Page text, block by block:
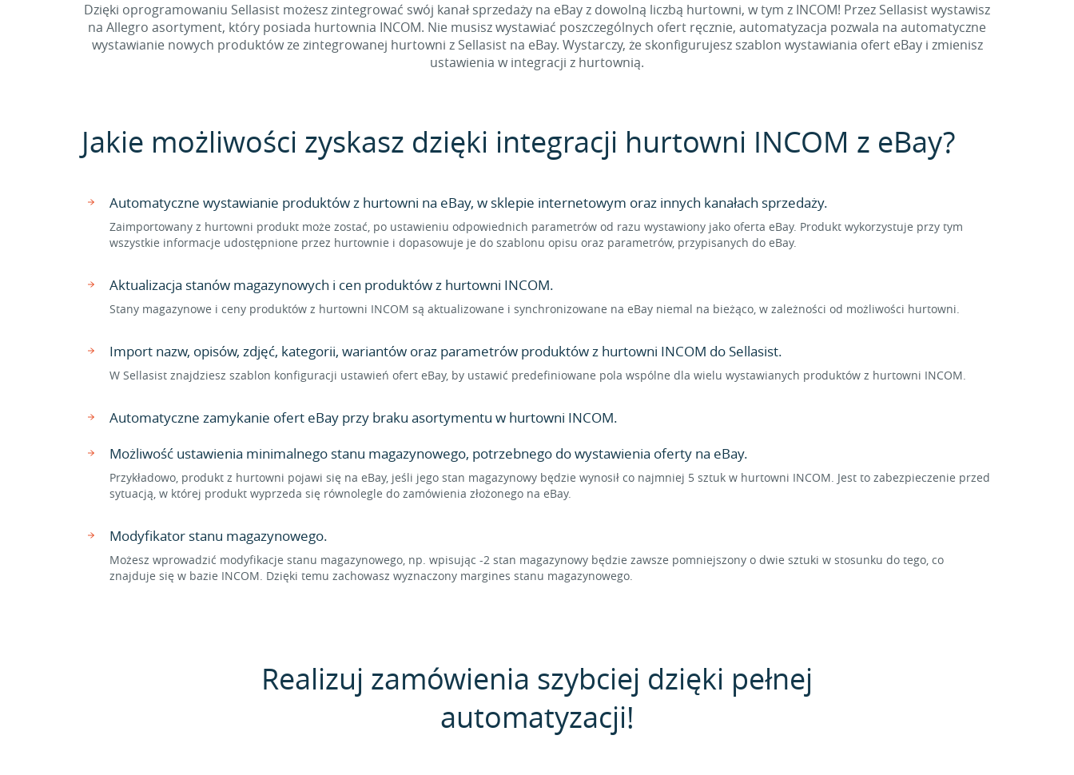
Dzięki oprogramowaniu Sellasist możesz zintegrować swój kanał sprzedaży na eBay z dowolną liczbą hurtowni, w tym z INCOM! Przez Sellasist wystawisz
na Allegro asortyment, który posiada hurtownia INCOM. Nie musisz wystawiać poszczególnych ofert ręcznie, automatyzacja pozwala na automatyczne
wystawianie nowych produktów ze zintegrowanej hurtowni z Sellasist na eBay. Wystarczy, że skonfigurujesz szablon wystawiania ofert eBay i zmienisz
ustawienia w integracji z hurtownią.
Jakie możliwości zyskasz dzięki integracji hurtowni INCOM z eBay?
Automatyczne wystawianie produktów z hurtowni na eBay, w sklepie internetowym oraz innych kanałach sprzedaży.
Zaimportowany z hurtowni produkt może zostać, po ustawieniu odpowiednich parametrów od razu wystawiony jako oferta eBay. Produkt wykorzystuje przy tym
wszystkie informacje udostępnione przez hurtownie i dopasowuje je do szablonu opisu oraz parametrów, przypisanych do eBay.
Aktualizacja stanów magazynowych i cen produktów z hurtowni INCOM.
Stany magazynowe i ceny produktów z hurtowni INCOM są aktualizowane i synchronizowane na eBay niemal na bieżąco, w zależności od możliwości hurtowni.
Import nazw, opisów, zdjęć, kategorii, wariantów oraz parametrów produktów z hurtowni INCOM do Sellasist.
W Sellasist znajdziesz szablon konfiguracji ustawień ofert eBay, by ustawić predefiniowane pola wspólne dla wielu wystawianych produktów z hurtowni INCOM.
Automatyczne zamykanie ofert eBay przy braku asortymentu w hurtowni INCOM.
Możliwość ustawienia minimalnego stanu magazynowego, potrzebnego do wystawienia oferty na eBay.
Przykładowo, produkt z hurtowni pojawi się na eBay, jeśli jego stan magazynowy będzie wynosił co najmniej 5 sztuk w hurtowni INCOM. Jest to zabezpieczenie przed
sytuacją, w której produkt wyprzeda się równolegle do zamówienia złożonego na eBay.
Modyfikator stanu magazynowego.
Możesz wprowadzić modyfikacje stanu magazynowego, np. wpisując -2 stan magazynowy będzie zawsze pomniejszony o dwie sztuki w stosunku do tego, co
znajduje się w bazie INCOM. Dzięki temu zachowasz wyznaczony margines stanu magazynowego.
Realizuj zamówienia szybciej dzięki pełnej
automatyzacji!